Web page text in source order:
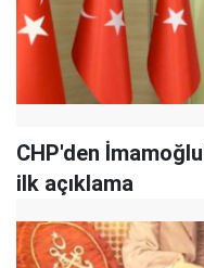
CHP'den
ilk açıklama